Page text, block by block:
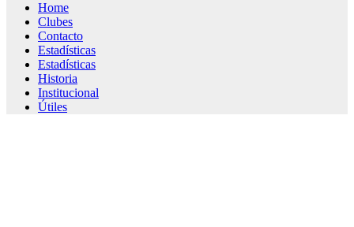
Home
Clubes
Contacto
Estadísticas
Estadísticas
Historia
Institucional
Útiles